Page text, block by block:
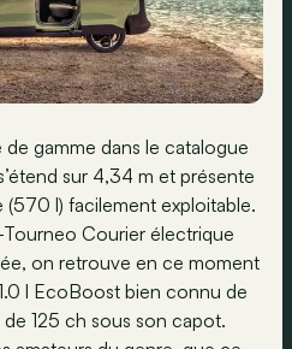
gamme dans le catalogue
sur 4,34 m et présente
l) facilement exploitable.
Courier électrique
on retrouve en ce moment
l EcoBoost bien connu de
125 ch sous son capot.